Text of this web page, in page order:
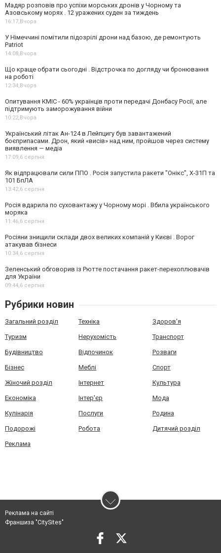
Мадяр розповів про успіхи морських дронів у Чорному та
Азовському морях . 12 уражених суден за тиждень
16:17,Вчора
У Німеччині помітили підозрілі дрони над базою, де ремонтують
Patriot
14:08,Вчора
Що краще обрати сьогодні . Відстрочка по догляду чи бронювання
на роботі
12:34,Вчора
Опитування КМІС - 60% українців проти передачі Донбасу Росії, але
підтримують заморожування війни
10:22,Вчора
Український літак Ан-124 в Лейпцигу був завантажений
боєприпасами. Дрон, який «висів» над ним, пройшов через систему
виявлення — медіа
17:09,6 серпня
Як відпрацювали сили ППО . Росія запустила ракети "Онікс", Х-31П та
101 БпЛА
13:42,6 серпня
Росія вдарила по суховантажу у Чорному морі . Вбила українського
моряка
11:46,6 серпня
Росіяни знищили склади двох великих компаній у Києві . Ворог
атакував бізнеси
10:34,6 серпня
Зеленський обговорив із Рютте постачання ракет-перехоплювачів
для України
09:44,6 серпня
Рубрики новин
Загальний розділ Техніка Здоров'я
Туризм Нерухомість Транспорт
Будівництво Відпочинок Розваги
Бізнес Меблі Спорт
Жіночий розділ Інтернет Культура
Економіка Інтер'єр Мода
Кулінарія Послуги Родина
Подорожі Робота Дитячий розділ
Реклама
Реклама на сайті
Франшиза "CitySites"